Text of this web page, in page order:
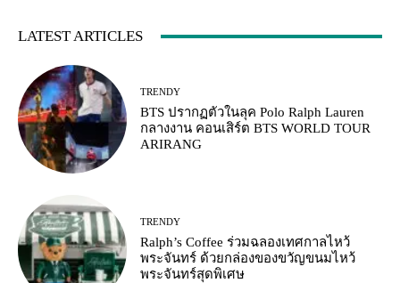
LATEST ARTICLES
TRENDY
BTS ปรากฏตัวในลุค Polo Ralph Lauren
กลางงาน คอนเสิร์ต BTS WORLD TOUR
ARIRANG
TRENDY
Ralph’s Coffee ร่วมฉลองเทศกาลไหว้
พระจันทร์ ด้วยกล่องของขวัญขนมไหว้
พระจันทร์สุดพิเศษ